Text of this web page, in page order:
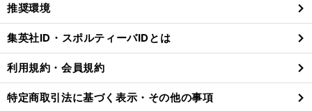
閉
る
推奨環境
集英社ID・スポルティーバIDとは
利用規約・会員規約
特定商取引法に基づく表示・その他の事項